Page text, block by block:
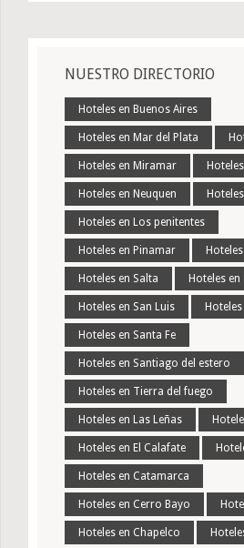
NUESTRO DIRECTORIO
Hoteles en Buenos Aires
Hoteles en Mar del Plata
Hoteles en Miramar
Hoteles en Neuquen
Hoteles en Los penitentes
Hoteles en Pinamar
Hoteles en Salta Hoteles en
Hoteles en San Luis
Hoteles en Santa Fe
Hoteles en Santiago del estero
Hoteles en Tierra del fuego
Hoteles en Las Leñas
Hoteles en El Calafate
Hoteles en Catamarca
Hoteles en Cerro Bayo
Hoteles en Chapelco